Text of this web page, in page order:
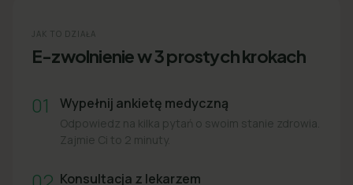
JAK TO DZIAŁA
E-zwolnienie w 3 prostych krokach
01 Wypełnij ankietę medyczną
Odpowiedz na kilka pytań o swoim stanie zdrowia.
Zajmie Ci to 2 minuty.
Konsultacja z lekarzem